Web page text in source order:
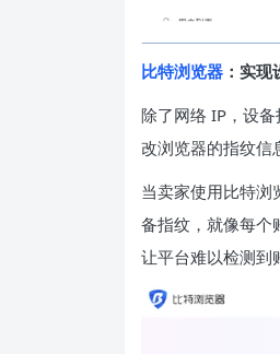
比特浏览器 ：实
除了网络 IP，设备
改浏览器的指纹信
当卖家使用比特浏
备指纹，就像每个
让平台难以检测到